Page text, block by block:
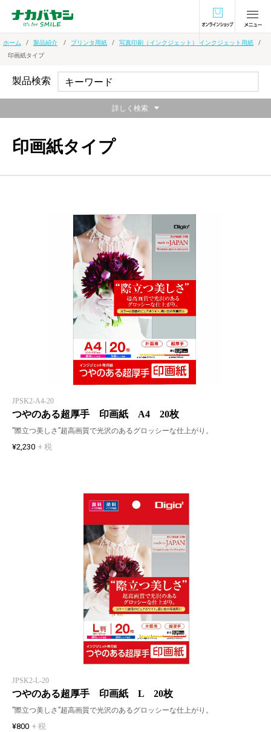
オンラインショ
ホーム 製品紹介 プリンタ用紙
写真印刷（インクジェット） インクジェット用紙
印画紙タイプ
印画紙タイプ
JPSK2-A4-20
つやのある超厚手 印画紙 A4 20枚
”際立つ美しさ”超高画質で光沢のあるグロッシーな仕上がり。
¥2,230 + 税
JPSK2-L-20
つやのある超厚手 印画紙 L 20枚
”際立つ美しさ”超高画質で光沢のあるグロッシーな仕上がり。
¥800 + 税
製品検索
詳しく検索